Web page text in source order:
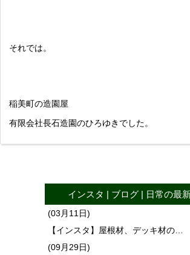
それでは。
稲美町の造園屋
有限会社長石造園のひろゆきでした。
インスタ | ブログ | 日常の最
(03月11日)
【インスタ】屋根材、デッキ材の…
(09月29日)